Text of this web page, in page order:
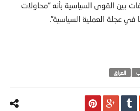
بين القوى السياسية بأنه “محاولات
في عجلة العملية السياسية”.
العراق